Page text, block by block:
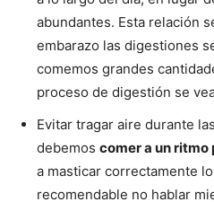
abundantes. Esta relación
embarazo las digestiones
comemos grandes
proceso de digestión se
Evitar tragar aire durante
debemos comer a un ritmo
a masticar correctamente
recomendable no hablar